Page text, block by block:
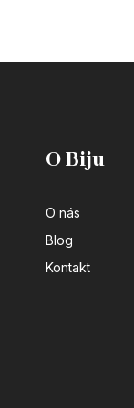
O Biju
O nás
Blog
Kontakt